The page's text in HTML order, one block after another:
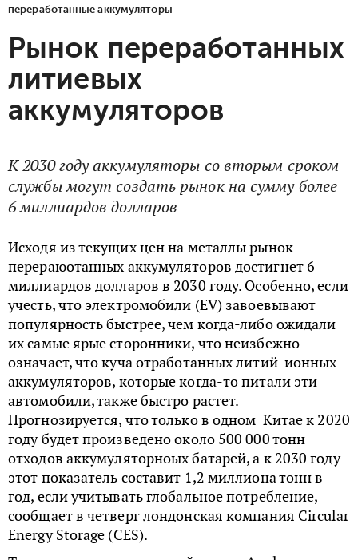
переработанные аккумуляторы
Рынок переработанных
литиевых
аккумуляторов
К 2030 году аккумуляторы со вторым сроком
службы могут создать рынок на сумму более
6 миллиардов долларов
Исходя из текущих цен на металлы рынок
перераюотанных аккумуляторов достигнет 6
миллиардов долларов в 2030 году. Особенно, если
учесть, что электромобили (EV) завоевывают
популярность быстрее, чем когда-либо ожидали
их самые ярые сторонники, что неизбежно
означает, что куча отработанных литий-ионных
аккумуляторов, которые когда-то питали эти
автомобили, также быстро растет.
Прогнозируется, что только в одном Китае к 2020
году будет произведено около 500 000 тонн
отходов аккумуляторноых батарей, а к 2030 году
этот показатель составит 1,2 миллиона тонн в
год, если учитывать глобальное потребление,
сообщает в четверг лондонская компания Circular
Energy Storage (CES).